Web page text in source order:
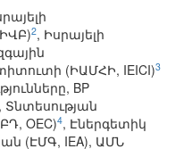
2, Իսրայելի
(ԻԱՄՀԻ, IEICI)3
BP
Տնտեսության
OEC)4, Էներգետիկ
(ԷՄԳ, IEA), ԱՄՆ